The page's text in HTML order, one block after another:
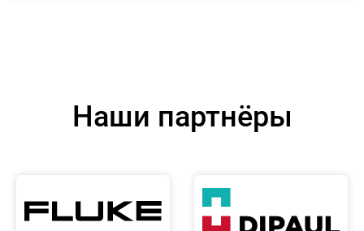
Наши партнёры